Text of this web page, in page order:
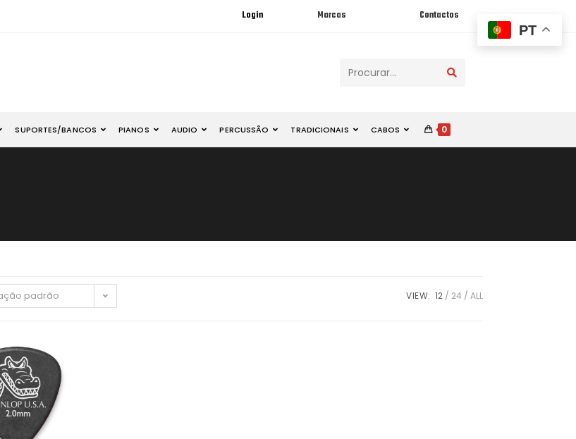
Login Marcas Contactos
Procurar...
SUPORTES/BANCOS PIANOS AUDIO PERCUSSÃO TRADICIONAIS CABOS 0
padrão VIEW: 12 24 ALL
PT